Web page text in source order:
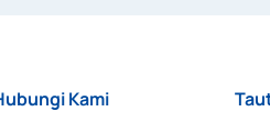
Kami